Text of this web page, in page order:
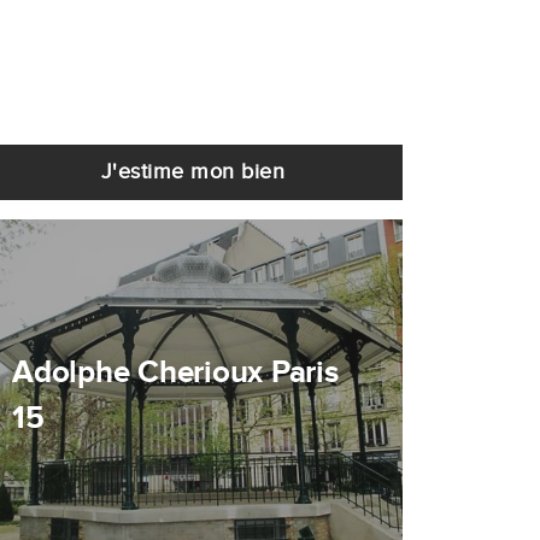
J'estime mon bien
Adolphe Cherioux Paris
15